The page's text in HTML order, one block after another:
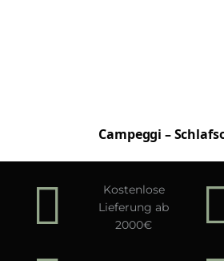
Campeggi –
Kostenlose
Lieferung ab
2000€